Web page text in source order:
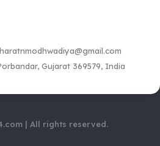
Gujarat 369579, India
| All rights reserved.